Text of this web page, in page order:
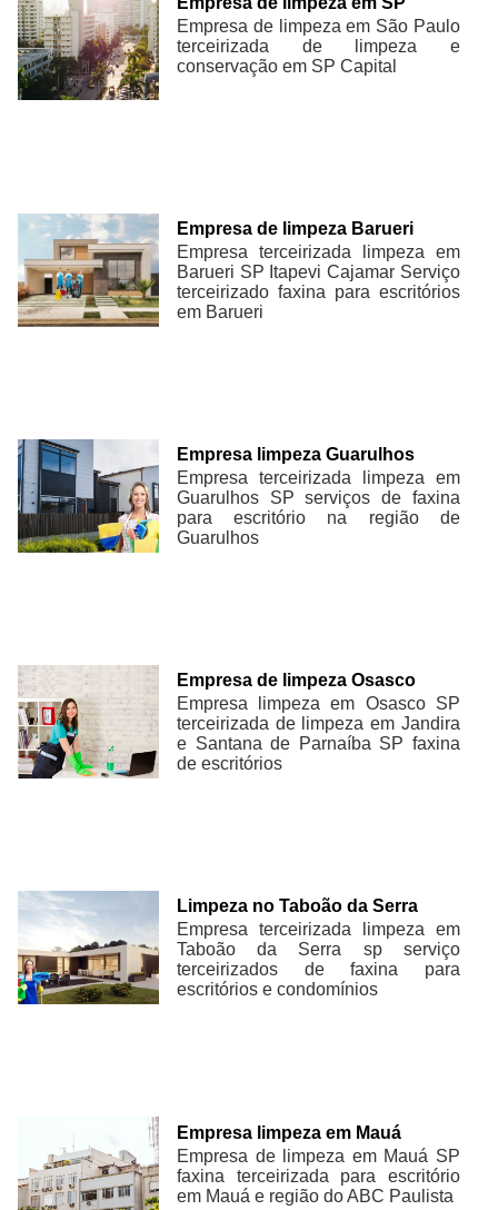
Empresa de limpeza em São Paulo
terceirizada de limpeza e
conservação em SP Capital
Empresa de limpeza Barueri
Empresa terceirizada limpeza em
Barueri SP Itapevi Cajamar Serviço
terceirizado faxina para escritórios
em Barueri
Empresa limpeza Guarulhos
Empresa terceirizada limpeza em
Guarulhos SP serviços de faxina
para escritório na região de
Guarulhos
Empresa de limpeza Osasco
Empresa limpeza em Osasco SP
terceirizada de limpeza em Jandira
e Santana de Parnaíba SP faxina
de escritórios
Limpeza no Taboão da Serra
Empresa terceirizada limpeza em
Taboão da Serra sp serviço
terceirizados de faxina para
escritórios e condomínios
Empresa limpeza em Mauá
Empresa de limpeza em Mauá SP
faxina terceirizada para escritório
em Mauá e região do ABC Paulista